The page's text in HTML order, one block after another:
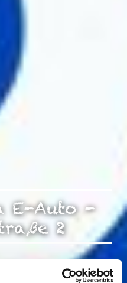
E-Auto -
2